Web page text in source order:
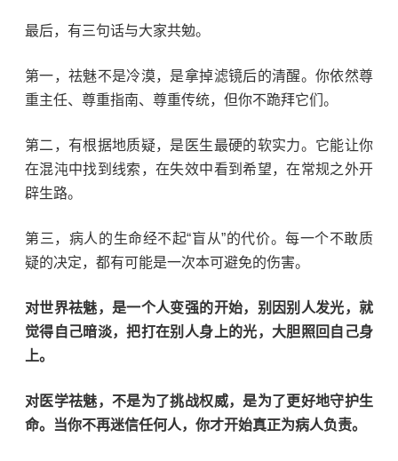
最后，有三句话与大家共勉。
第一，祛魅不是冷漠，是拿掉滤镜后的清醒。你依然尊
重主任、尊重指南、尊重传统，但你不跪拜它们。
第二，有根据地质疑，是医生最硬的软实力。它能让你
在混沌中找到线索，在失效中看到希望，在常规之外开
辟生路。
第三，病人的生命经不起“盲从”的代价。每一个不敢质
疑的决定，都有可能是一次本可避免的伤害。
对世界祛魅，是一个人变强的开始，别因别人发光，就
觉得自己暗淡，把打在别人身上的光，大胆照回自己身
上。
对医学祛魅，不是为了挑战权威，是为了更好地守护生
命。当你不再迷信任何人，你才开始真正为病人负责。